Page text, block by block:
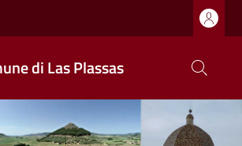
di Las Plassas